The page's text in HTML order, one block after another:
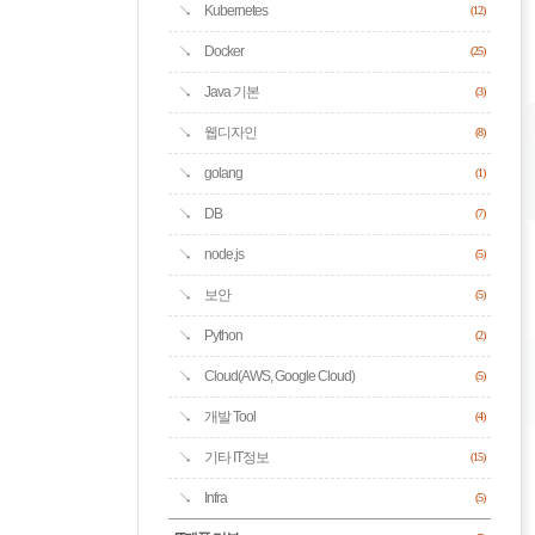
Kubernetes (12)
Docker (25)
Java 기본 (3)
웹디자인 (8)
golang (1)
DB (7)
node.js (5)
보안 (5)
Python (2)
Cloud(AWS, Google Cloud) (5)
개발 Tool (4)
기타 IT정보 (15)
Infra (5)